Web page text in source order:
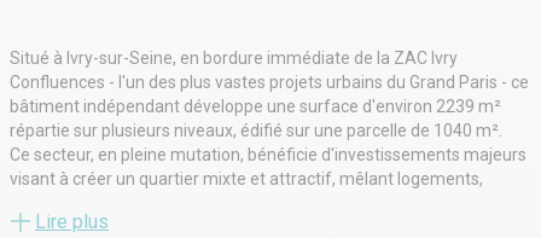
Situé à Ivry-sur-Seine, en bordure immédiate de la ZAC Ivry
Confluences - l'un des plus vastes projets urbains du Grand Paris - ce
bâtiment indépendant développe une surface d'environ 2239 m²
répartie sur plusieurs niveaux, édifié sur une parcelle de 1040 m².
Ce secteur, en pleine mutation, bénéficie d'investissements majeurs
visant à créer un quartier mixte et attractif, mêlant logements,
ZAC Ivry Confluences prévoit à terme l'accueil de plusieurs milliers
Lire plus